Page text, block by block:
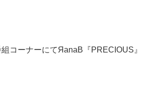
コーナーにてЯanaB『PRECIOUS』